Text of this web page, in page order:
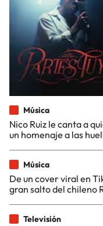
Música
Nico Ruiz le canta a
un homenaje a las
Música
De un cover viral en
gran salto del chileno
Televisión